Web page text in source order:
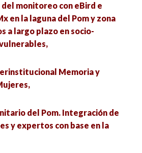
monitoreo con eBird e
en la laguna del Pom y zona
a largo plazo en socio-
Memoria y
del Pom. Integración de
y expertos con base en la